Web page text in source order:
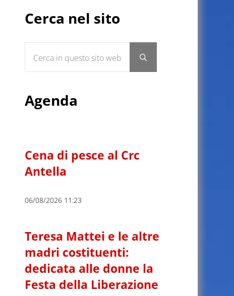
Cerca nel sito
Submit search
Agenda
Cena di pesce al Crc
Antella
06/08/2026 11:23
Teresa Mattei e le altre
madri costituenti:
dedicata alle donne la
Festa della Liberazione